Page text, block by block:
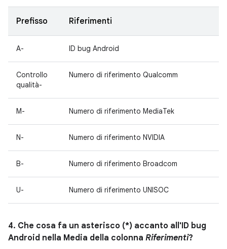
Prefisso Riferimenti
A- ID bug Android
Controllo
qualità-
Numero di riferimento Qualcomm
M- Numero di riferimento MediaTek
N- Numero di riferimento NVIDIA
B- Numero di riferimento Broadcom
U- Numero di riferimento UNISOC
4. Che cosa fa un asterisco (*) accanto all'ID bug
Android nella Media della colonna Riferimenti?